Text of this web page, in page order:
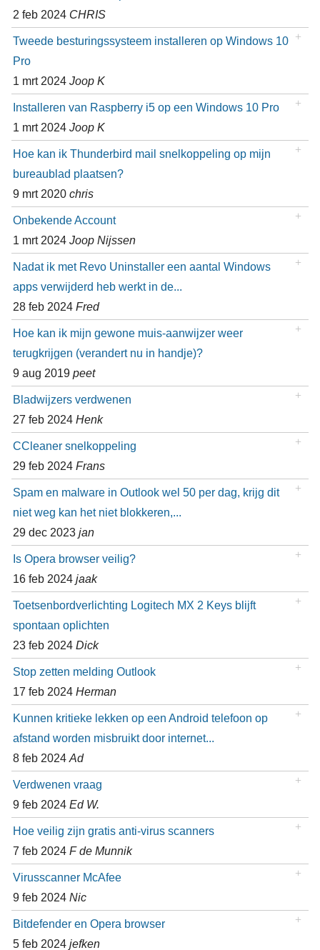
2 feb 2024 CHRIS
Tweede besturingssysteem installeren op Windows 10
Pro
1 mrt 2024 Joop K
Installeren van Raspberry i5 op een Windows 10 Pro
1 mrt 2024 Joop K
Hoe kan ik Thunderbird mail snelkoppeling op mijn
bureaublad plaatsen?
9 mrt 2020 chris
Onbekende Account
1 mrt 2024 Joop Nijssen
Nadat ik met Revo Uninstaller een aantal Windows
apps verwijderd heb werkt in de...
28 feb 2024 Fred
Hoe kan ik mijn gewone muis-aanwijzer weer
terugkrijgen (verandert nu in handje)?
9 aug 2019 peet
Bladwijzers verdwenen
27 feb 2024 Henk
CCleaner snelkoppeling
29 feb 2024 Frans
Spam en malware in Outlook wel 50 per dag, krijg dit
niet weg kan het niet blokkeren,...
29 dec 2023 jan
Is Opera browser veilig?
16 feb 2024 jaak
Toetsenbordverlichting Logitech MX 2 Keys blijft
spontaan oplichten
23 feb 2024 Dick
Stop zetten melding Outlook
17 feb 2024 Herman
Kunnen kritieke lekken op een Android telefoon op
afstand worden misbruikt door internet...
8 feb 2024 Ad
Verdwenen vraag
9 feb 2024 Ed W.
Hoe veilig zijn gratis anti-virus scanners
7 feb 2024 F de Munnik
Virusscanner McAfee
9 feb 2024 Nic
Bitdefender en Opera browser
5 feb 2024 jefken